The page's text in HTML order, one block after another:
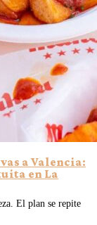
a Valencia:
en La
El plan se repite